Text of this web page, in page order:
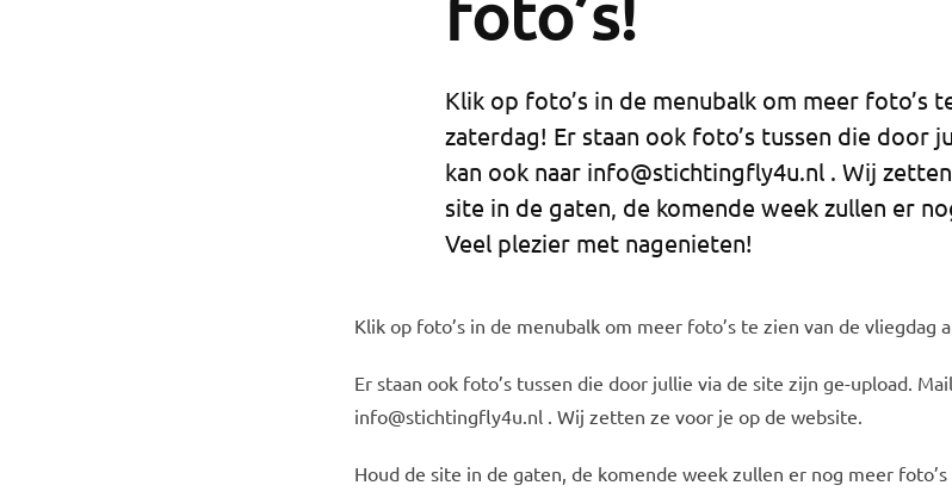
foto’s!
Klik op foto’s in de menubalk om meer foto’s
zaterdag! Er staan ook foto’s tussen die door
kan ook naar info@stichtingfly4u.nl . Wij
site in de gaten, de komende week zullen er
Veel plezier met nagenieten!
Klik op foto’s in de menubalk om meer foto’s te zien van de vliegdag
Er staan ook foto’s tussen die door jullie via de site zijn ge-upload.
info@stichtingfly4u.nl . Wij zetten ze voor je op de website.
Houd de site in de gaten, de komende week zullen er nog meer